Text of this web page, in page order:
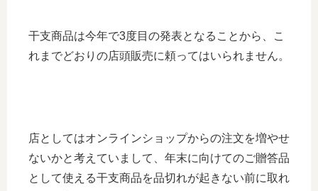
干支商品は今年で3度目の発表となることから、こ
れまでどおりの店頭販売に頼ってはいられません。
店としてはオンラインショップからの注文を増やせ
ないかと考えていまして、年末に向けてのご贈答品
として使える干支商品を品切れが起きない前に取れ